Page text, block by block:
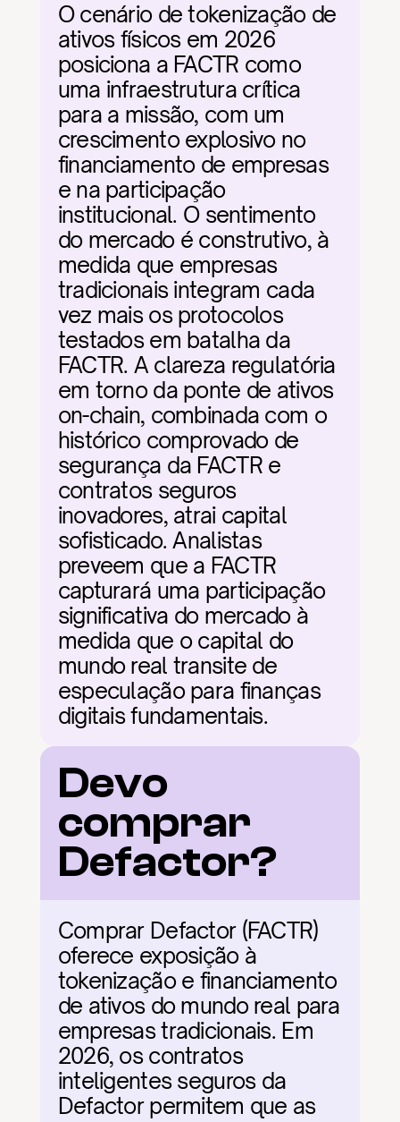
O cenário de tokenização de
ativos físicos em 2026
posiciona a FACTR como
uma infraestrutura crítica
para a missão, com um
crescimento explosivo no
financiamento de empresas
e na participação
institucional. O sentimento
do mercado é construtivo, à
medida que empresas
tradicionais integram cada
vez mais os protocolos
testados em batalha da
FACTR. A clareza regulatória
em torno da ponte de ativos
on-chain, combinada com o
histórico comprovado de
segurança da FACTR e
contratos seguros
inovadores, atrai capital
sofisticado. Analistas
preveem que a FACTR
capturará uma participação
significativa do mercado à
medida que o capital do
mundo real transite de
especulação para finanças
digitais fundamentais.
Devo
comprar
Defactor?
Comprar Defactor (FACTR)
oferece exposição à
tokenização e financiamento
de ativos do mundo real para
empresas tradicionais. Em
2026, os contratos
inteligentes seguros da
Defactor permitem que as